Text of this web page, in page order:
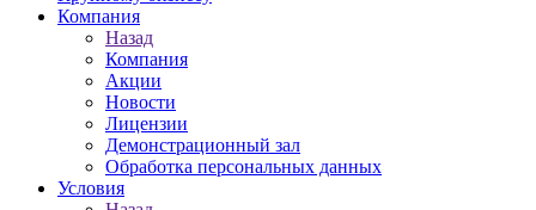
Компания
Назад
Компания
Акции
Новости
Лицензии
Демонстрационный зал
Обработка персональных данных
Условия